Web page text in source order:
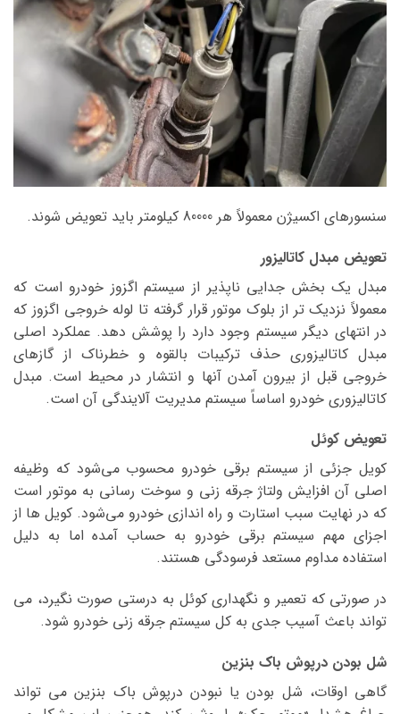
سنسورهای اکسیژن معمولاً هر 80000 کیلومتر باید تعویض شوند.
تعویض مبدل کاتالیزور
مبدل یک بخش جدایی ناپذیر از سیستم اگزوز خودرو است که
معمولاً نزدیک تر از بلوک موتور قرار گرفته تا لوله خروجی اگزوز که
در انتهای دیگر سیستم وجود دارد را پوشش دهد. عملکرد اصلی
مبدل کاتالیزوری حذف ترکیبات بالقوه و خطرناک از گازهای
خروجی قبل از بیرون آمدن آنها و انتشار در محیط است. مبدل
کاتالیزوری خودرو اساساً سیستم مدیریت آلایندگی آن است.
تعویض کوئل
کویل جزئی از سیستم برقی خودرو محسوب می‌شود که وظیفه
اصلی آن افزایش ولتاژ جرقه زنی و سوخت رسانی به موتور است
که در نهایت سبب استارت و راه اندازی خودرو می‌شود. کویل ها از
اجزای مهم سیستم برقی خودرو به حساب آمده اما به دلیل
استفاده مداوم مستعد فرسودگی هستند.
در صورتی که تعمیر و نگهداری کوئل به درستی صورت نگیرد، می
تواند باعث آسیب جدی به کل سیستم جرقه زنی خودرو شود.
شل بودن درپوش باک بنزین
گاهی اوقات، شل بودن یا نبودن درپوش باک بنزین می تواند